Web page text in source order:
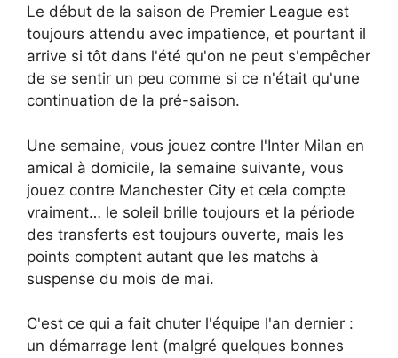
Le début de la saison de Premier League est
toujours attendu avec impatience, et pourtant il
arrive si tôt dans l'été qu'on ne peut s'empêcher
de se sentir un peu comme si ce n'était qu'une
continuation de la pré-saison.
Une semaine, vous jouez contre l'Inter Milan en
amical à domicile, la semaine suivante, vous
jouez contre Manchester City et cela compte
vraiment… le soleil brille toujours et la période
des transferts est toujours ouverte, mais les
points comptent autant que les matchs à
suspense du mois de mai.
C'est ce qui a fait chuter l'équipe l'an dernier :
un démarrage lent (malgré quelques bonnes